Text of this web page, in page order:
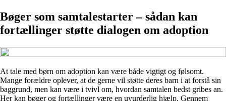
Bøger som samtalestarter – sådan kan
fortællinger støtte dialogen om adoption
At tale med børn om adoption kan være både vigtigt og følsomt.
Mange forældre oplever, at de gerne vil støtte deres barn i at forstå sin
baggrund, men kan være i tvivl om, hvordan samtalen bedst gribes an.
Her kan bøger og fortællinger være en uvurderlig hjælp. Gennem